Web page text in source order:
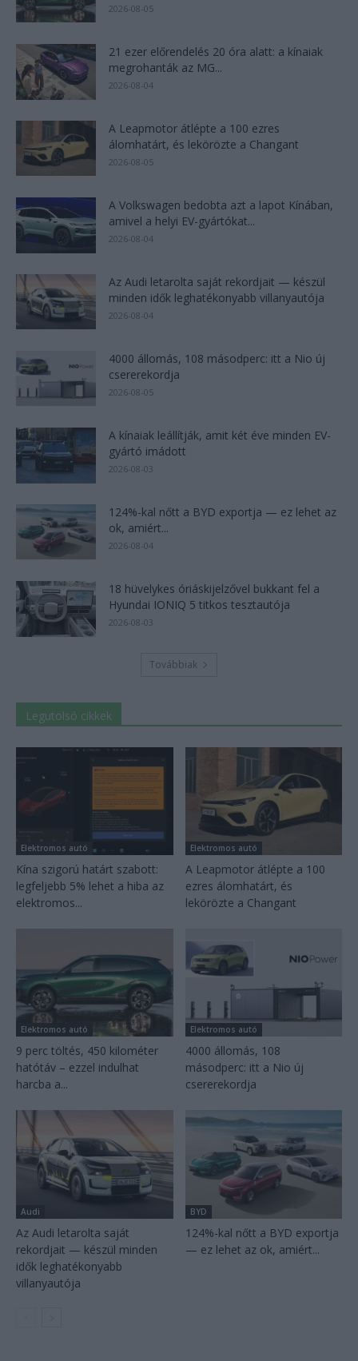
2026-08-05
21 ezer előrendelés 20 óra alatt: a kínaiak
megrohanták az MG...
2026-08-04
A Leapmotor átlépte a 100 ezres
álomhatárt, és lekörözte a Changant
2026-08-05
A Volkswagen bedobta azt a lapot Kínában,
amivel a helyi EV-gyártókat...
2026-08-04
Az Audi letarolta saját rekordjait — készül
minden idők leghatékonyabb villanyautója
2026-08-04
4000 állomás, 108 másodperc: itt a Nio új
csererekordja
2026-08-05
A kínaiak leállítják, amit két éve minden EV-
gyártó imádott
2026-08-03
124%-kal nőtt a BYD exportja — ez lehet az
ok, amiért...
2026-08-04
18 hüvelykes óriáskijelzővel bukkant fel a
Hyundai IONIQ 5 titkos tesztautója
2026-08-03
Továbbiak
Legutolsó cikkek
Elektromos autó
Kína szigorú határt szabott:
legfeljebb 5% lehet a hiba az
elektromos...
Elektromos autó
A Leapmotor átlépte a 100
ezres álomhatárt, és
lekörözte a Changant
Elektromos autó
9 perc töltés, 450 kilométer
hatótáv – ezzel indulhat
harcba a...
Elektromos autó
4000 állomás, 108
másodperc: itt a Nio új
csererekordja
Audi
Az Audi letarolta saját
rekordjait — készül minden
idők leghatékonyabb
villanyautója
BYD
124%-kal nőtt a BYD exportja
— ez lehet az ok, amiért...